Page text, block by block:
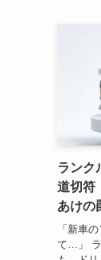
ランク
道切符
あけの
「新車
て…」 ラ